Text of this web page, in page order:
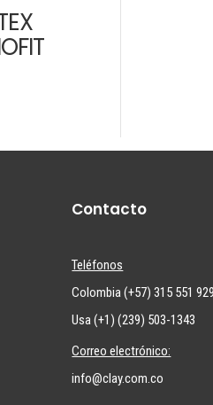
Contacto
Teléfonos
Colombia (+57) 315 551
Usa (+1) (239) 503-1343
Correo electrónico:
info@clay.com.co